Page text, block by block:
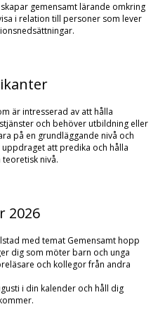
gemensamt lärande omkring
i relation till personer som lever
är intresserad av att hålla
och behöver utbildning eller
på en grundläggande nivå och
att predika och hålla
nivå.
2026
med temat Gemensamt hopp
dig som möter barn och unga
och kollegor från andra
i din kalender och håll dig